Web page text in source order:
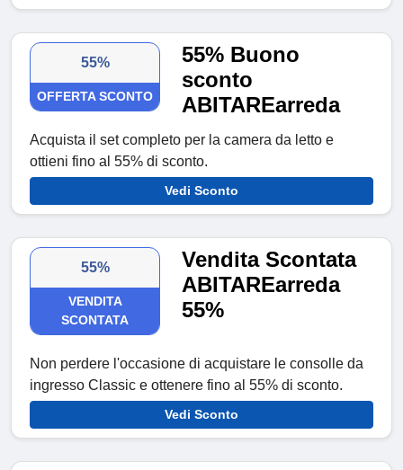
55%
OFFERTA SCONTO
55% Buono
sconto
ABITAREarreda
Acquista il set completo per la camera da letto e
ottieni fino al 55% di sconto.
Vedi Sconto
55%
VENDITA
SCONTATA
Vendita Scontata
ABITAREarreda
55%
Non perdere l'occasione di acquistare le consolle da
ingresso Classic e ottenere fino al 55% di sconto.
Vedi Sconto